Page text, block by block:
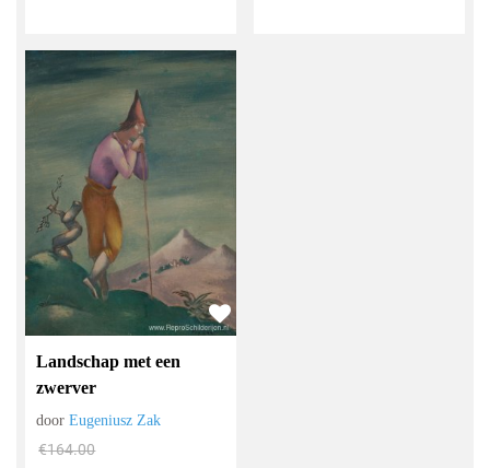
Landschap met een
zwerver
doorEugeniusz Zak
€164.00